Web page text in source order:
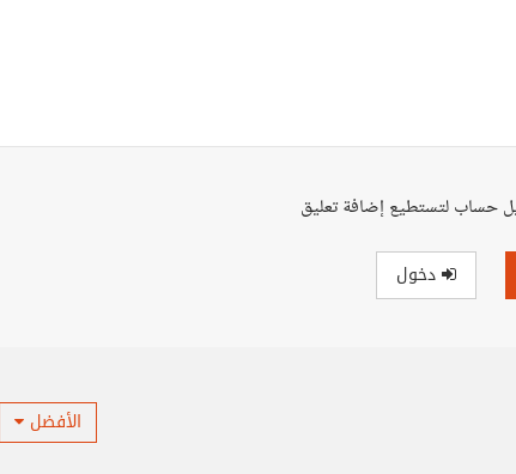
حساب لتستطيع إضافة تعليق
دخول
الأفضل